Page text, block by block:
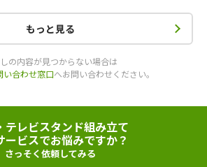
もっと見る
の内容が見つからない場合は
い合わせ窓口へお問い合わせください。
テレビスタンド組み立て
ービスでお悩みですか？
さっそく依頼してみる